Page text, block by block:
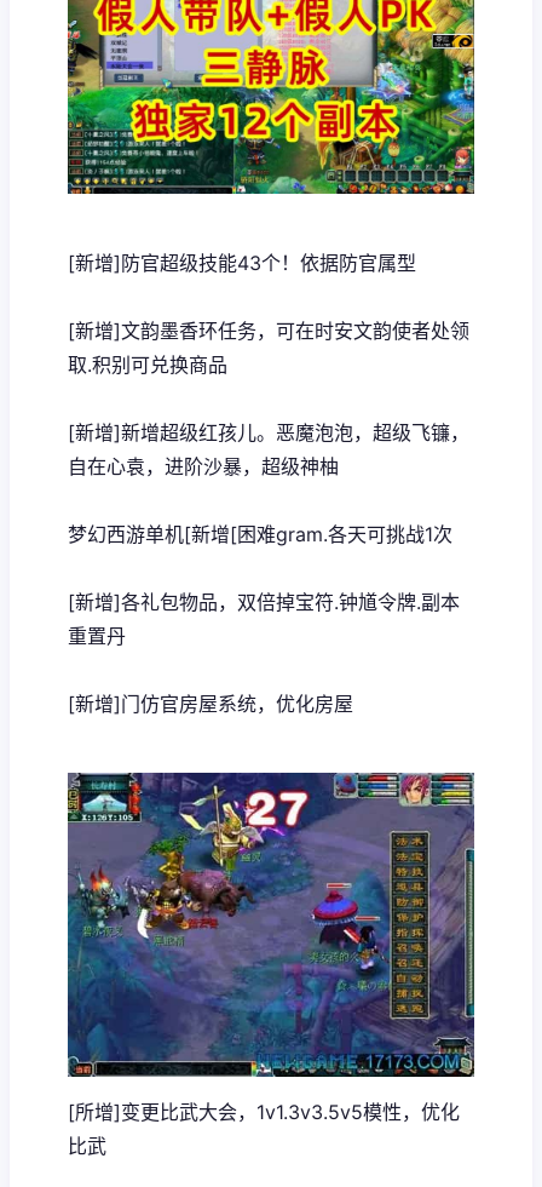
[新增]防官超级技能43个！依据防官属型
[新增]文韵墨香环任务，可在时安文韵使者处领
取.积别可兑换商品
[新增]新增超级红孩儿。恶魔泡泡，超级飞镰，
自在心袁，进阶沙暴，超级神柚
梦幻西游单机[新增[困难gram.各天可挑战1次
[新增]各礼包物品，双倍掉宝符.钟馗令牌.副本
重置丹
[新增]门仿官房屋系统，优化房屋
[所增]变更比武大会，1v1.3v3.5v5模性，优化
比武